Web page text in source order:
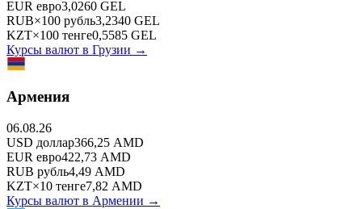
EUR евро3,0260 GEL
RUB×100 рубль3,2340 GEL
KZT×100 тенге0,5585 GEL
Курсы валют в Грузии →
Армения
06.08.26
USD доллар366,25 AMD
EUR евро422,73 AMD
RUB рубль4,49 AMD
KZT×10 тенге7,82 AMD
Курсы валют в Армении →